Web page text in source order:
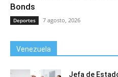
Bonds
Deportes 7 agosto, 2026
Venezuela
Jefa de